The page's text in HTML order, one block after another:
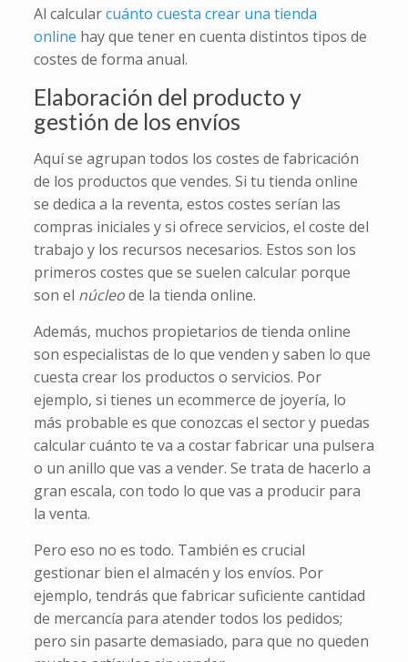
Al calcularcuánto cuesta crear una tienda
online hay que tener en cuenta distintos tipos de
costes de forma anual.
Elaboración del producto y
gestión de los envíos
Aquí se agrupan todos los costes de fabricación
de los productos que vendes. Si tu tienda online
se dedica a la reventa, estos costes serían las
compras iniciales y si ofrece servicios, el coste del
trabajo y los recursos necesarios. Estos son los
primeros costes que se suelen calcular porque
son el núcleode la tienda online.
Además, muchos propietarios de tienda online
son especialistas de lo que venden y saben lo que
cuesta crear los productos o servicios. Por
ejemplo, si tienes un ecommerce de joyería, lo
más probable es que conozcas el sector y puedas
calcular cuánto te va a costar fabricar una pulsera
o un anillo que vas a vender. Se trata de hacerlo a
gran escala, con todo lo que vas a producir para
la venta.
Pero eso no es todo. También es crucial
gestionar bien el almacén y los envíos. Por
ejemplo, tendrás que fabricar suficiente cantidad
de mercancía para atender todos los pedidos;
pero sin pasarte demasiado, para que no queden